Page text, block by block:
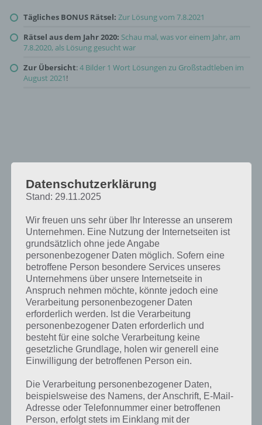
Tägliches BONUS Rätsel: Zur Lösung vom 7.8.2021
Rätsel aus dem Jahr 2020: Schau mal, was vor einem Jahr, am
7.8.2020, als Lösung gesucht war
Zur Übersicht:4 Bilder 1 Wort Lösungen zu Großstadtleben im
August 2021!
Kurze Begriffserklärung zur Lösung
Graffiti
Datenschutzerklärung
Stand: 29.11.2025
Wir freuen uns sehr über Ihr Interesse an unserem
Unternehmen. Eine Nutzung der Internetseiten ist
grundsätzlich ohne jede Angabe
personenbezogener Daten möglich. Sofern eine
betroffene Person besondere Services unseres
Unternehmens über unsere Internetseite in
Anspruch nehmen möchte, könnte jedoch eine
Verarbeitung personenbezogener Daten
erforderlich werden. Ist die Verarbeitung
personenbezogener Daten erforderlich und
besteht für eine solche Verarbeitung keine
gesetzliche Grundlage, holen wir generell eine
Einwilligung der betroffenen Person ein.
Die Verarbeitung personenbezogener Daten,
beispielsweise des Namens, der Anschrift, E-Mail-
Adresse oder Telefonnummer einer betroffenen
Person, erfolgt stets im Einklang mit der